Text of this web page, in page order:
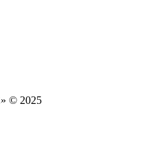
© 2025